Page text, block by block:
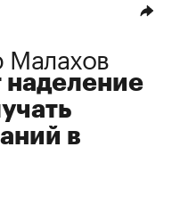
Малахов
наделение
в